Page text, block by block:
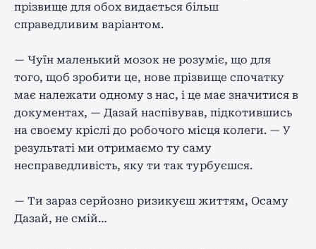
прізвище для обох видається більш
справедливим варіантом.
— Чуїн маленький мозок не розуміє, що для
того, щоб зробити це, нове прізвище спочатку
має належати одному з нас, і це має значитися в
документах, — Дазай наспівував, підкотившись
на своєму кріслі до робочого місця колеги. — У
результаті ми отримаємо ту саму
несправедливість, яку ти так турбуєшся.
— Ти зараз серйозно ризикуєш життям, Осаму
Дазай, не смій…